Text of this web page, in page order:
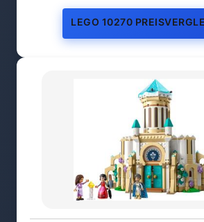
LEGO 10270